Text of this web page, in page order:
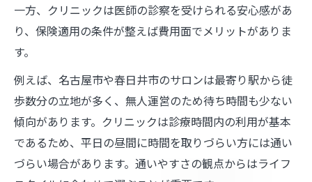
一方、クリニックは医師の診察を受けられる安心感があ
り、保険適用の条件が整えば費用面でメリットがありま
す。
例えば、名古屋市や春日井市のサロンは最寄り駅から徒
歩数分の立地が多く、無人運営のため待ち時間も少ない
傾向があります。クリニックは診療時間内の利用が基本
であるため、平日の昼間に時間を取りづらい方には通い
づらい場合があります。通いやすさの観点からはライフ